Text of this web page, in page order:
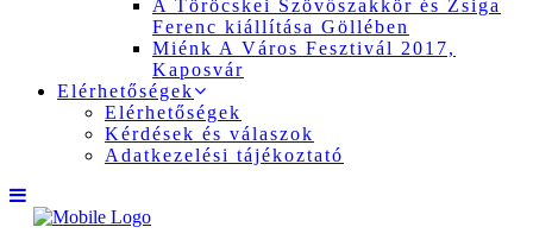
A Töröcskei Szövőszakkör és Zsiga
Ferenc kiállítása Göllében
Miénk A Város Fesztivál 2017,
Kaposvár
Elérhetőségek
Elérhetőségek
Kérdések és válaszok
Adatkezelési tájékoztató